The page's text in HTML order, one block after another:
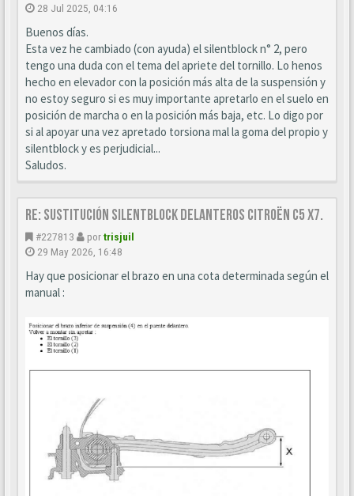
28 Jul 2025, 04:16
Buenos días.
Esta vez he cambiado (con ayuda) el silentblock n° 2, pero
tengo una duda con el tema del apriete del tornillo. Lo henos
hecho en elevador con la posición más alta de la suspensión y
no estoy seguro si es muy importante apretarlo en el suelo en
posición de marcha o en la posición más baja, etc. Lo digo por
si al apoyar una vez apretado torsiona mal la goma del propio y
silentblock y es perjudicial...
Saludos.
Re: Sustitución SILENTBLOCK delanteros Citroën C5 X7.
#227813 portrisjuil
29 May 2026, 16:48
Hay que posicionar el brazo en una cota determinada según el
manual :